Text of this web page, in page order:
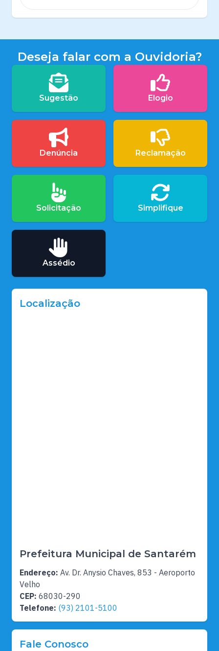
Deseja falar com a Ouvidoria?
Sugestão Elogio
Denúncia Reclamação
Solicitação Simplifique
Assédio
Localização
Prefeitura Municipal de Santarém
Endereço: Av. Dr. Anysio Chaves, 853 - Aeroporto
Velho
CEP: 68030-290
Telefone: (93) 2101-5100
Fale Conosco